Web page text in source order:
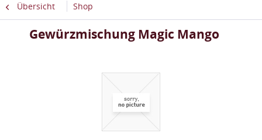
Übersicht
Shop
Gewürzmischung Magic Mango